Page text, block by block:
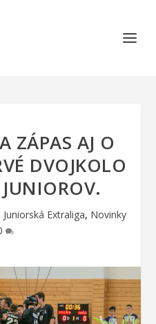
ZÁPAS AJ O
DVOJKOLO
Juniorská Extraliga, Novinky